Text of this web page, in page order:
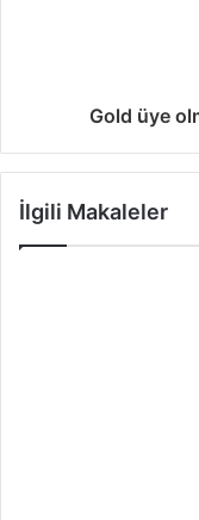
Gold üye
İlgili Makaleler